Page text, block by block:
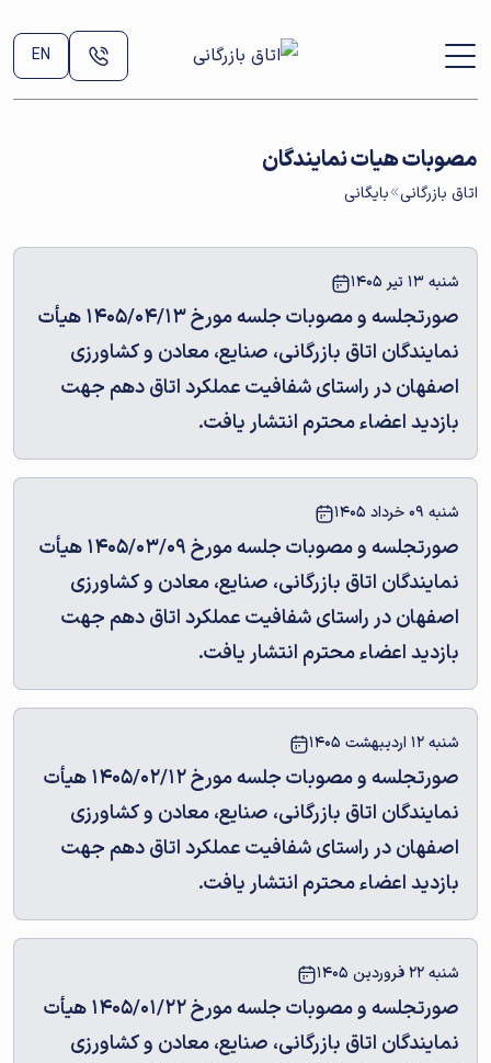
EN
مصوبات هیات نمایندگان
اتاق بازرگانی بایگانی
شنبه 13 تیر 1405
صورتجلسه و مصوبات جلسه مورخ 1405/04/13 هیأت
نمایندگان اتاق بازرگانی، صنایع، معادن و کشاورزی
اصفهان در راستای شفافیت عملکرد اتاق دهم جهت
بازدید اعضاء محترم انتشار یافت.
شنبه 09 خرداد 1405
صورتجلسه و مصوبات جلسه مورخ 1405/03/09 هیأت
نمایندگان اتاق بازرگانی، صنایع، معادن و کشاورزی
اصفهان در راستای شفافیت عملکرد اتاق دهم جهت
بازدید اعضاء محترم انتشار یافت.
شنبه 12 اردیبهشت 1405
صورتجلسه و مصوبات جلسه مورخ 1405/02/12 هیأت
نمایندگان اتاق بازرگانی، صنایع، معادن و کشاورزی
اصفهان در راستای شفافیت عملکرد اتاق دهم جهت
بازدید اعضاء محترم انتشار یافت.
شنبه 22 فروردین 1405
صورتجلسه و مصوبات جلسه مورخ 1405/01/22 هیأت
نمایندگان اتاق بازرگانی، صنایع، معادن و کشاورزی